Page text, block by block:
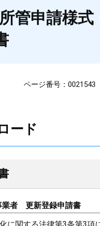
管申請様式
ページ番号：0021543
ード
者 更新登録申請書